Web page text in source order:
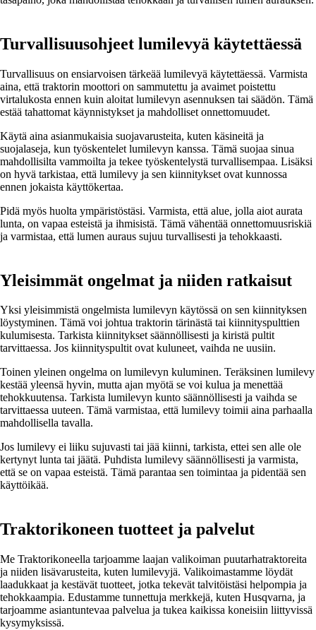
Turvallisuusohjeet lumilevyä käytettäessä
Turvallisuus on ensiarvoisen tärkeää lumilevyä käytettäessä. Varmista
aina, että traktorin moottori on sammutettu ja avaimet poistettu
virtalukosta ennen kuin aloitat lumilevyn asennuksen tai säädön. Tämä
estää tahattomat käynnistykset ja mahdolliset onnettomuudet.
Käytä aina asianmukaisia suojavarusteita, kuten käsineitä ja
suojalaseja, kun työskentelet lumilevyn kanssa. Tämä suojaa sinua
mahdollisilta vammoilta ja tekee työskentelystä turvallisempaa. Lisäksi
on hyvä tarkistaa, että lumilevy ja sen kiinnitykset ovat kunnossa
ennen jokaista käyttökertaa.
Pidä myös huolta ympäristöstäsi. Varmista, että alue, jolla aiot aurata
lunta, on vapaa esteistä ja ihmisistä. Tämä vähentää onnettomuusriskiä
ja varmistaa, että lumen auraus sujuu turvallisesti ja tehokkaasti.
Yleisimmät ongelmat ja niiden ratkaisut
Yksi yleisimmistä ongelmista lumilevyn käytössä on sen kiinnityksen
löystyminen. Tämä voi johtua traktorin tärinästä tai kiinnityspulttien
kulumisesta. Tarkista kiinnitykset säännöllisesti ja kiristä pultit
tarvittaessa. Jos kiinnityspultit ovat kuluneet, vaihda ne uusiin.
Toinen yleinen ongelma on lumilevyn kuluminen. Teräksinen lumilevy
kestää yleensä hyvin, mutta ajan myötä se voi kulua ja menettää
tehokkuutensa. Tarkista lumilevyn kunto säännöllisesti ja vaihda se
tarvittaessa uuteen. Tämä varmistaa, että lumilevy toimii aina parhaalla
mahdollisella tavalla.
Jos lumilevy ei liiku sujuvasti tai jää kiinni, tarkista, ettei sen alle ole
kertynyt lunta tai jäätä. Puhdista lumilevy säännöllisesti ja varmista,
että se on vapaa esteistä. Tämä parantaa sen toimintaa ja pidentää sen
käyttöikää.
Traktorikoneen tuotteet ja palvelut
Me Traktorikoneella tarjoamme laajan valikoiman puutarhatraktoreita
ja niiden lisävarusteita, kuten lumilevyjä. Valikoimastamme löydät
laadukkaat ja kestävät tuotteet, jotka tekevät talvitöistäsi helpompia ja
tehokkaampia. Edustamme tunnettuja merkkejä, kuten Husqvarna, ja
tarjoamme asiantuntevaa palvelua ja tukea kaikissa koneisiin liittyvissä
kysymyksissä.